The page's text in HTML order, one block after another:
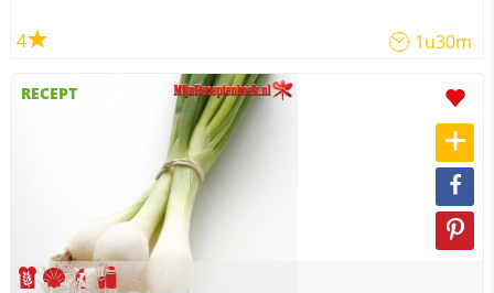
4 1u30m
RECEPT